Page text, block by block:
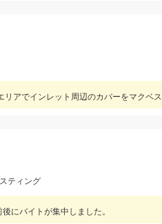
リアでインレット周辺のカバーをマクベ
ティング
にバイトが集中しました。